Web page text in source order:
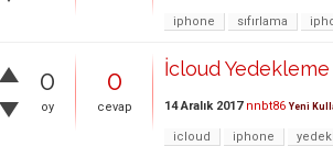
iphone sıfırlama
0
oy
0
cevap
İcloud
14 Aralık 2017 nnbt86 Yeni
icloud iphone